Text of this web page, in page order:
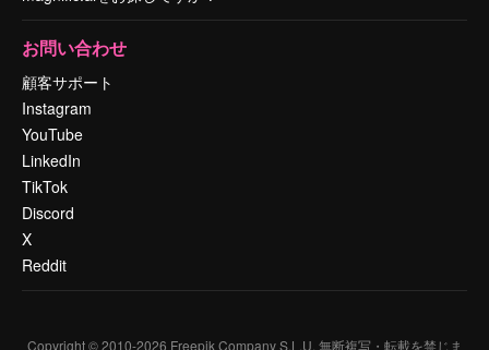
お問い合わせ
顧客サポート
Instagram
YouTube
LinkedIn
TikTok
Discord
X
Reddit
Copyright © 2010-2026 Freepik Company S.L.U. 無断複写・転載を禁じま